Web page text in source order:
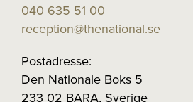
040 635 51 00
reception@thenational.se
Postadresse:
Den Nationale Boks 5
233 02 BARA, Sverige